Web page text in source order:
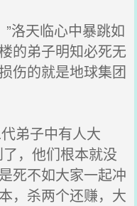
洛天临心中暴跳如
的弟子明知必死无
伤的就是地球集团
弟子中有人大
，他们根本就没
死不如大家一起冲
，杀两个还赚，大